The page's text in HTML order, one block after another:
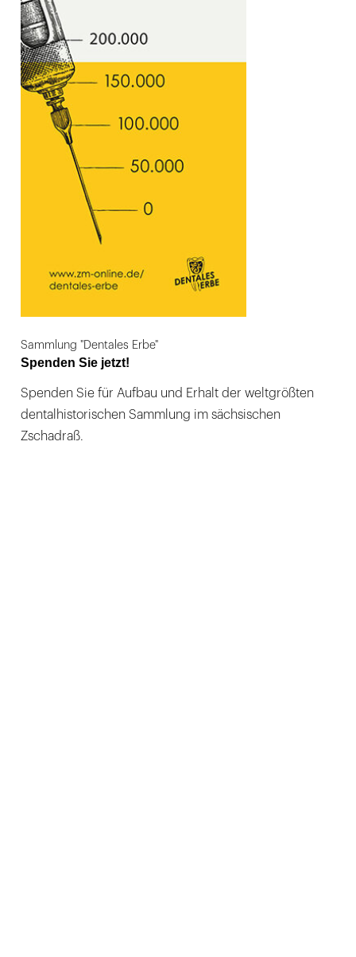
Sammlung "Dentales Erbe"
Spenden Sie jetzt!
Spenden Sie für Aufbau und Erhalt der weltgrößten
dentalhistorischen Sammlung im sächsischen
Zschadraß.